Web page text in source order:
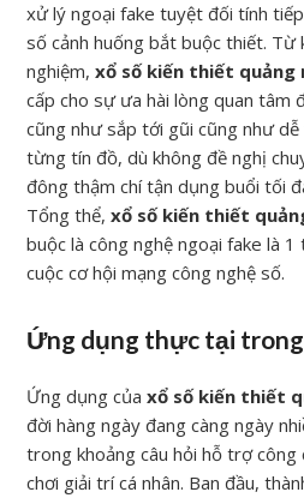
xử lý ngoại fake tuyệt đối tính
số cảnh huống bắt buộc thiết. Từ
nghiệm,xổ số kiến thiết quảng
cấp cho sự ưa hài lòng quan tâm
cũng như sắp tới gũi cũng như
từng tín đồ, dù không đề nghị
đông thậm chí tận dụng buổi tối
Tổng thể,xổ số kiến thiết
buộc là công nghệ ngoại fake là
cuộc cơ hội mạng công nghệ số.
Ứng dụng thực tại
Ứng dụng củaxổ số kiến thiết
đời hàng ngày đang càng ngày
trong khoảng câu hỏi hỗ trợ công
chơi giải trí cá nhân. Ban đầu,